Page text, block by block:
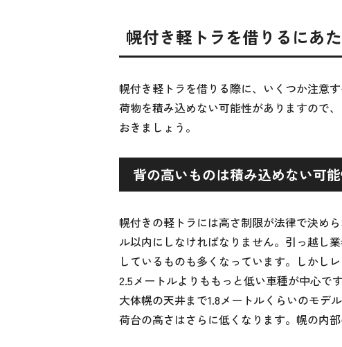
幌付き軽トラを借りるにあ
幌付き軽トラを借りる際に、いくつか注意
荷物を積み込めない可能性がありますので
おきましょう。
背の高いものは積み込めない可
幌付きの軽トラには高さ制限が法律で決め
ル以内にしなければなりません。引っ越し
しているものも多くなっています。しかし
2.5メートルよりももっと低い車種が中心で
大体幌の天井まで1.8メートルくらいのモデ
荷台の高さはさらに低くなります。幌の内